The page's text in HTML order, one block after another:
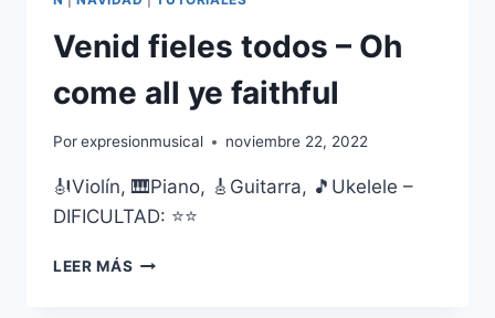
Venid fieles todos – Oh
come all ye faithful
Porexpresionmusical noviembre 22, 2022
🎻Violín, 🎹Piano, 🎸Guitarra, 🎵Ukelele –
DIFICULTAD: ⭐⭐
LEER MÁS VENID